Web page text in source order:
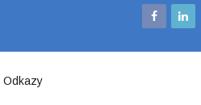
Odkazy